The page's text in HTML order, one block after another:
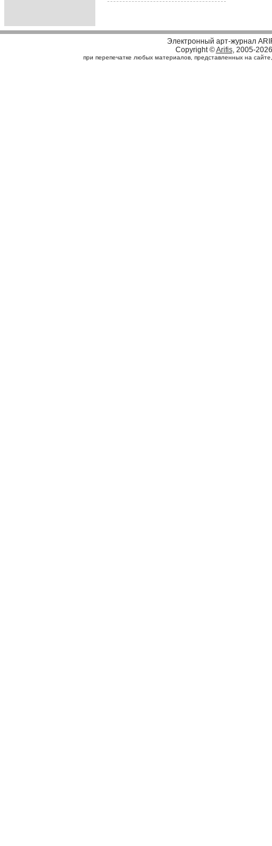
Электронный арт-журнал
Copyright ©Arifis, 2005-2026
при перепечатке любых материалов, представленных на